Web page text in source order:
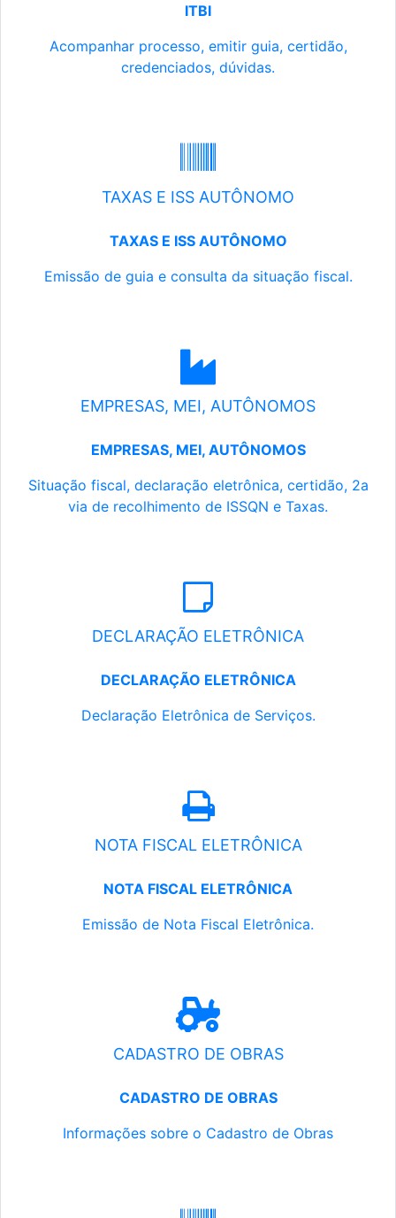
ITBI
Acompanhar processo, emitir guia, certidão,
credenciados, dúvidas.
TAXAS E ISS AUTÔNOMO
TAXAS E ISS AUTÔNOMO
Emissão de guia e consulta da situação fiscal.
EMPRESAS, MEI, AUTÔNOMOS
EMPRESAS, MEI, AUTÔNOMOS
Situação fiscal, declaração eletrônica, certidão, 2a
via de recolhimento de ISSQN e Taxas.
DECLARAÇÃO ELETRÔNICA
DECLARAÇÃO ELETRÔNICA
Declaração Eletrônica de Serviços.
NOTA FISCAL ELETRÔNICA
NOTA FISCAL ELETRÔNICA
Emissão de Nota Fiscal Eletrônica.
CADASTRO DE OBRAS
CADASTRO DE OBRAS
Informações sobre o Cadastro de Obras